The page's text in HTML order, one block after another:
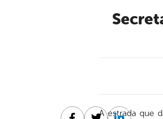
Secretaria recupera mais de 3 km estrada que dá acesso ao
A estrada que